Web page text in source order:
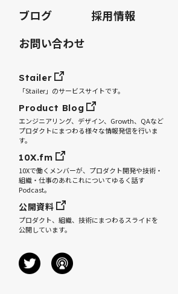
ブログ
採用情報
お問い合わせ
Stailer
「Stailer」のサービスサイトです。
Product Blog
エンジニアリング、デザイン、Growth、QAなど
プロダクトにまつわる様々な情報発信を行いま
す。
10X.fm
10Xで働くメンバーが、プロダクト開発や技術・
組織・仕事のあれこれについてゆるく話す
Podcast。
公開資料
プロダクト、組織、技術にまつわるスライドを
公開しています。